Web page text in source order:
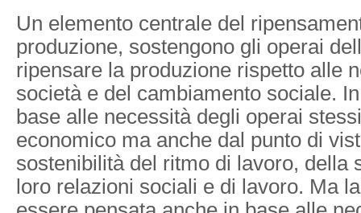
Un elemento centrale del
produzione, sostengono gli operai
ripensare la produzione rispetto alle
società e del cambiamento sociale.
base alle necessità degli operai
economico ma anche dal punto di
sostenibilità del ritmo di lavoro, della
loro relazioni sociali e di lavoro. Ma